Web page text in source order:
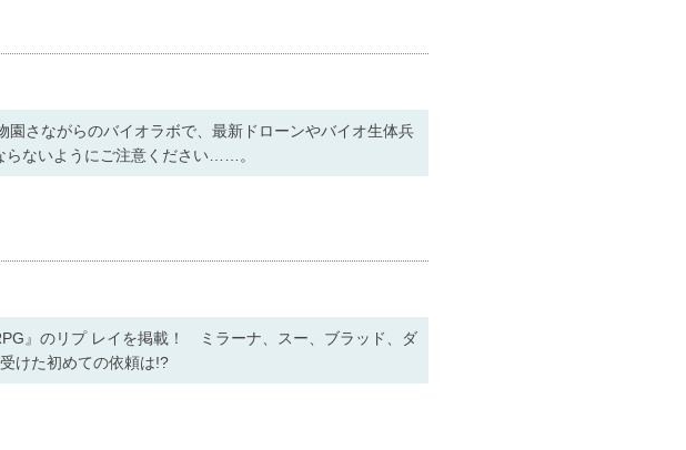
さながらのバイオラボで、最新ドローンやバイオ生体兵
らないようにご注意ください……。
』のリプ レイを掲載！ ミラーナ、スー、ブラッド、ダ
けた初めての依頼は!?